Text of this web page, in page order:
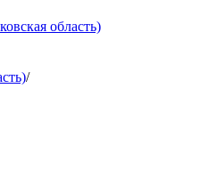
область)
/